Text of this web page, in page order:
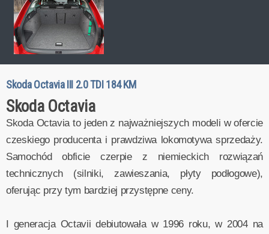
Skoda Octavia III 2.0 TDI 184 KM
Skoda Octavia
Skoda Octavia to jeden z najważniejszych modeli w ofercie
czeskiego producenta i prawdziwa lokomotywa sprzedaży.
Samochód obficie czerpie z niemieckich rozwiązań
technicznych (silniki, zawieszania, płyty podłogowe),
oferując przy tym bardziej przystępne ceny.
I generacja Octavii debiutowała w 1996 roku, w 2004 na